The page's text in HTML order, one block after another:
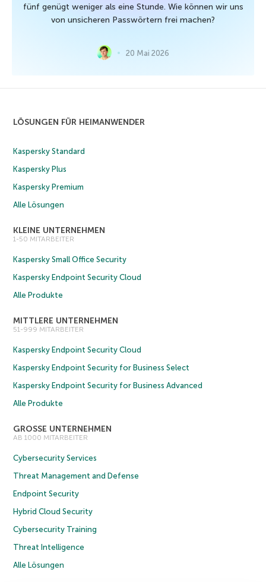
fünf genügt weniger als eine Stunde. Wie können wir uns
von unsicheren Passwörtern frei machen?
20 Mai 2026
LÖSUNGEN FÜR HEIMANWENDER
Kaspersky Standard
Kaspersky Plus
Kaspersky Premium
Alle Lösungen
KLEINE UNTERNEHMEN
1-50 MITARBEITER
Kaspersky Small Office Security
Kaspersky Endpoint Security Cloud
Alle Produkte
MITTLERE UNTERNEHMEN
51-999 MITARBEITER
Kaspersky Endpoint Security Cloud
Kaspersky Endpoint Security for Business Select
Kaspersky Endpoint Security for Business Advanced
Alle Produkte
GROSSE UNTERNEHMEN
AB 1000 MITARBEITER
Cybersecurity Services
Threat Management and Defense
Endpoint Security
Hybrid Cloud Security
Cybersecurity Training
Threat Intelligence
Alle Lösungen